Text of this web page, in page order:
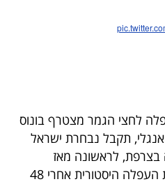
לחצי הגמר מצטרף בונוס
תקבל נבחרת ישראל
בצרפת, לראשונה מאז
מונטריאול 1976, זאת אומרת העפלה היסטורית אחרי 48